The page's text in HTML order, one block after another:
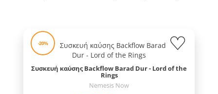
-20%
Συσκευή καύσης Backflow Barad Dur - Lord of the
Rings
Nemesis Now